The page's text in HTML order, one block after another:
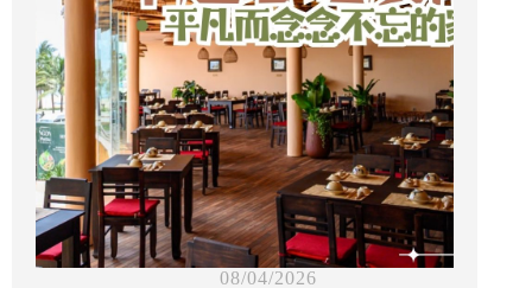
08/04/2026